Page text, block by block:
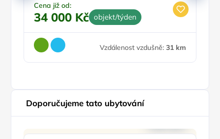
Cena již od:
34 000 Kč objekt/týden
Vzdálenost vzdušně: 31 km
Doporučujeme tato ubytování